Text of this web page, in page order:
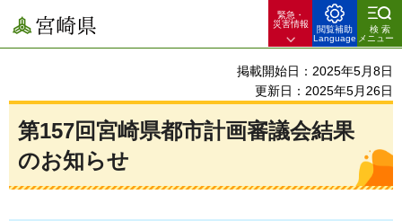
宮崎県
緊急・
災害情報
閲覧補助
Language
検索
メニュー
掲載開始日：2025年5月8日
更新日：2025年5月26日
第157回宮崎県都市計画審議会結果
のお知らせ